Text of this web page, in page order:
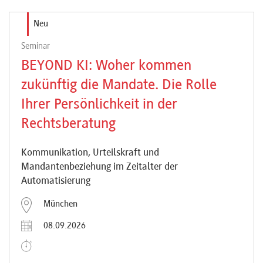
Newsletter
Neu
Seminar
BEYOND KI: Woher kommen
zukünftig die Mandate. Die Rolle
Ihrer Persönlichkeit in der
Rechtsberatung
Kommunikation, Urteilskraft und
Mandantenbeziehung im Zeitalter der
Automatisierung
München
08.09.2026